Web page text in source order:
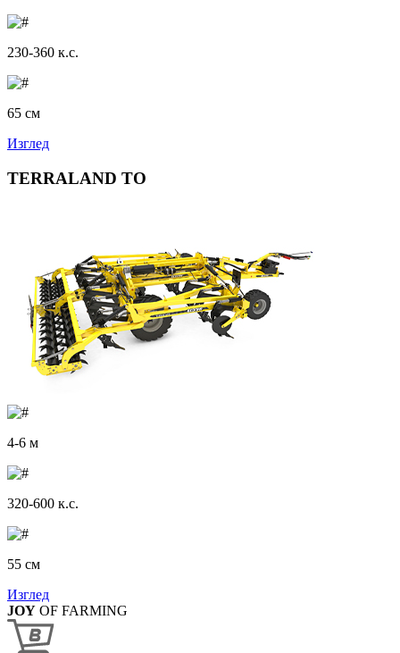
230-360 к.с.
65 см
Изглед
TERRALAND TO
4-6 м
320-600 к.с.
55 см
Изглед
JOY OF FARMING